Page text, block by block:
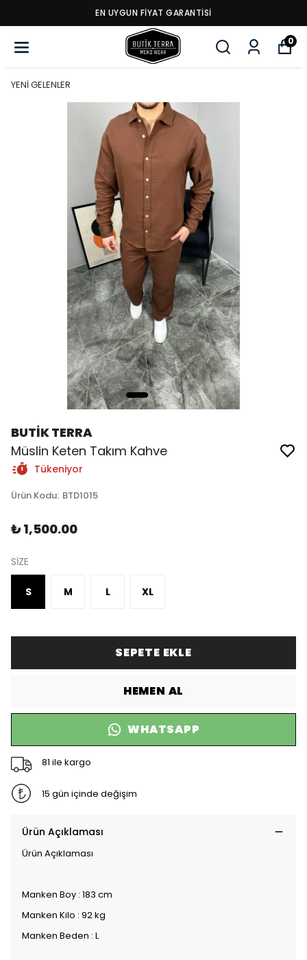
EN UYGUN FİYAT GARANTİSİ
0
YENİ GELENLER
BUTİK TERRA
Müslin Keten Takım Kahve
Tükeniyor
Ürün Kodu: BTD1015
₺ 1,500.00
SİZE
S M L XL
SEPETE EKLE
HEMEN AL
WHATSAPP
81 ile kargo
15 gün içinde değişim
Ürün Açıklaması
Ürün Açıklaması
Manken Boy : 183 cm
Manken Kilo : 92 kg
Manken Beden : L